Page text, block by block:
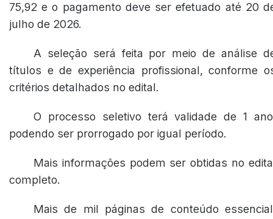
75,92 e o pagamento deve ser efetuado até 20
julho de 2026.
A seleção será feita por meio de análise
títulos e de experiência profissional, conforme
critérios detalhados no edital.
O processo seletivo terá validade de 1
podendo ser prorrogado por igual período.
Mais informações podem ser obtidas no
completo.
Mais de mil páginas de conteúdo